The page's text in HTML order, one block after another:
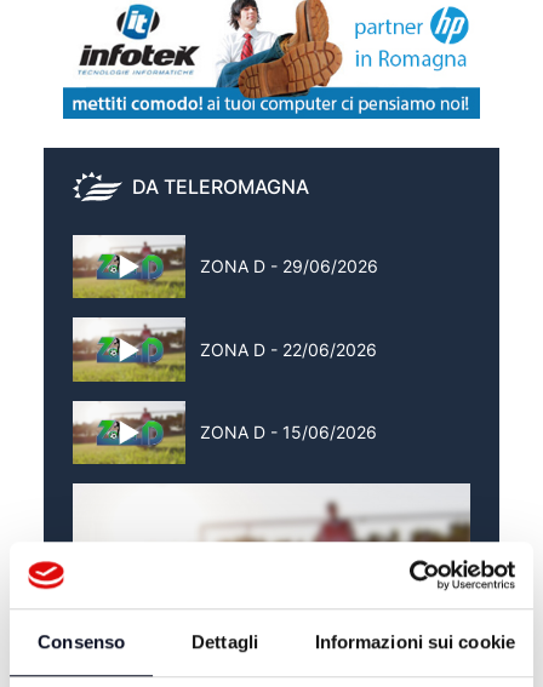
Consenso Dettagli Informazioni sui cookie
DA TELEROMAGNA
ZONA D - 29/06/2026
ZONA D - 22/06/2026
ZONA D - 15/06/2026